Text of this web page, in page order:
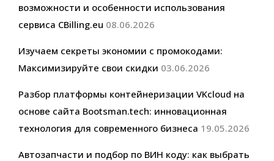
возможности и особенности использования
сервиса CBilling.eu 08.06.2026
Изучаем секреты экономии с промокодами:
Максимизируйте свои скидки 03.06.2026
Разбор платформы контейнеризации VKcloud на
основе сайта Bootsman.tech: инновационная
технология для современного бизнеса 19.05.2026
Автозапчасти и подбор по ВИН коду: как выбрать